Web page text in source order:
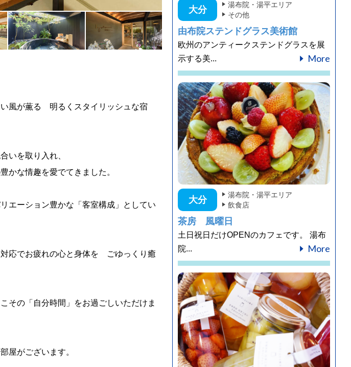
風が薫る 明るくスタイリッシュな宿
いを取り入れ、
かな情趣を愛でてきました。
エーション豊かな「客室構成」としてい
応でお疲れの心と身体を ごゆっくり癒
その「自分時間」をお過ごしいただけま
屋がございます。
大分
湯布院・湯平エリア
その他
由布院ステンドグラス美術館
欧州のアンティークステンドグラスを展
示する美...
More
大分
湯布院・湯平エリア
飲食店
茶房 風曜日
土日祝日だけOPENのカフェです。 湯布
院...
More